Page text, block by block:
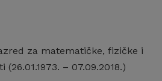
za matematičke, fizičke i
(26.01.1973. – 07.09.2018.)